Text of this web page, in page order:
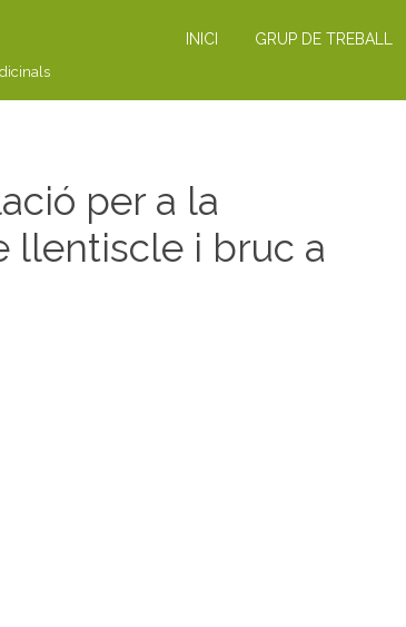
INICI GRUP DE TREBALL
per a la
llentiscle i bruc a